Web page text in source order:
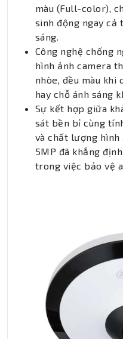
màu (Full-color),
sinh động ngay
sáng.
Công nghệ chống
hình ảnh camera
nhòe, đều màu khi
hay chỗ ánh sáng
Sự kết hợp giữa
sát bền bỉ cùng
và chất lượng hình
5MP đã khẳng
trong việc bảo vệ